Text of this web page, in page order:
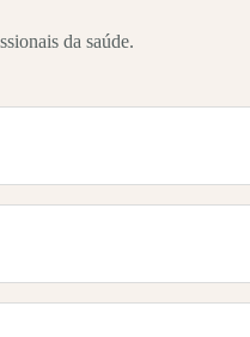
da saúde.